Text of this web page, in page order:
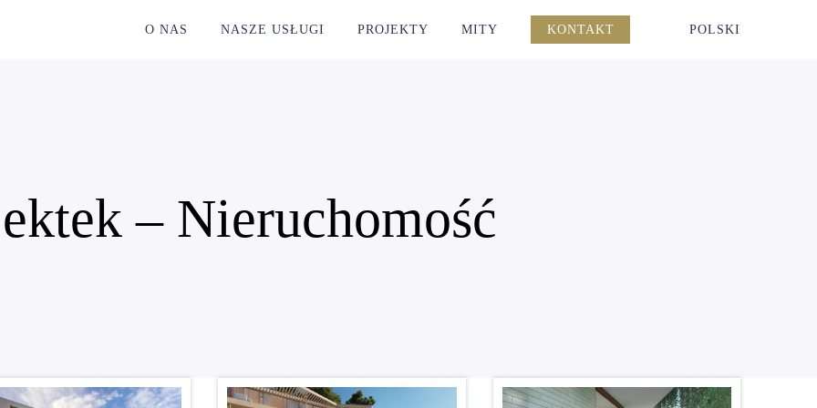
O NAS NASZE USŁUGI PROJEKTY MITY KONTAKT POLSKI
– Nieruchomość